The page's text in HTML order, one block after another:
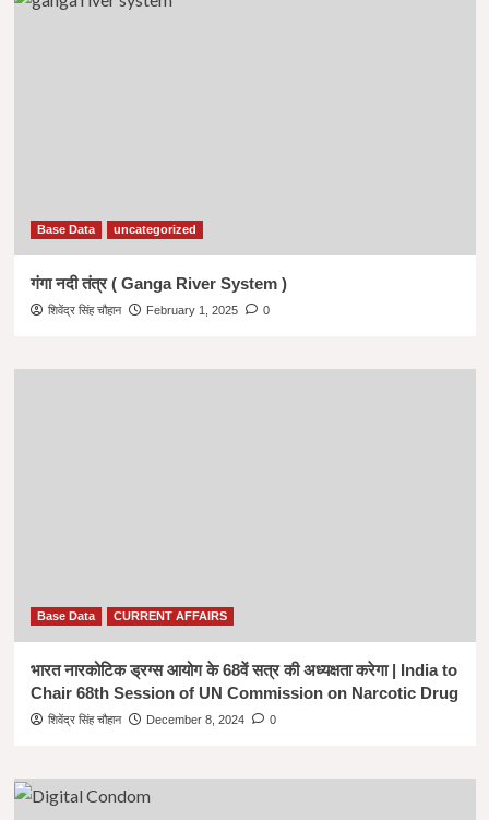
Base Data uncategorized
गंगा नदी तंत्र ( Ganga River System )
शिवेंद्र सिंह चौहान February 1, 2025 0
Base Data CURRENT AFFAIRS
भारत नारकोटिक ड्रग्स आयोग के 68वें सत्र की अध्यक्षता करेगा | India to
Chair 68th Session of UN Commission on Narcotic Drug
शिवेंद्र सिंह चौहान December 8, 2024 0